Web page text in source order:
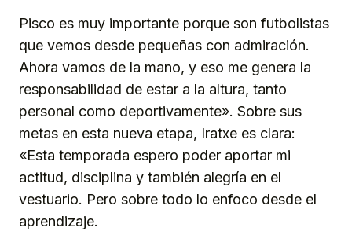
Pisco es muy importante porque son futbolistas
que vemos desde pequeñas con admiración.
Ahora vamos de la mano, y eso me genera la
responsabilidad de estar a la altura, tanto
personal como deportivamente». Sobre sus
metas en esta nueva etapa, Iratxe es clara:
«Esta temporada espero poder aportar mi
actitud, disciplina y también alegría en el
vestuario. Pero sobre todo lo enfoco desde el
aprendizaje.